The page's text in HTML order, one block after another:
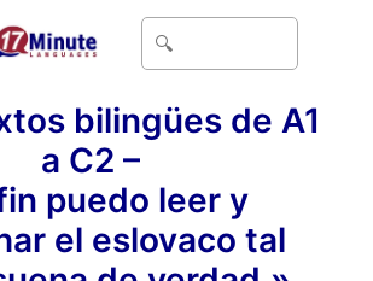
bilingües de A1
a C2 –
puedo leer y
el eslovaco tal